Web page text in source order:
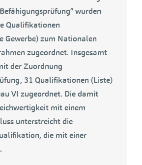
wurden
Qualifikationen
Gewerbe) zum Nationalen
zugeordnet. Insgesamt
der Zuordnung
31 Qualifikationen (Liste)
VI zugeordnet. Die damit
mit einem
unterstreicht die
die mit einer